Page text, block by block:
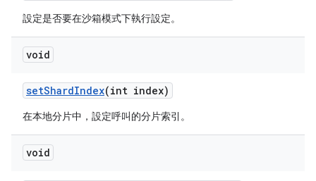
設定是否要在沙箱模式下執行設定。
void
setShardIndex(int index)
在本地分片中，設定呼叫的分片索引。
void